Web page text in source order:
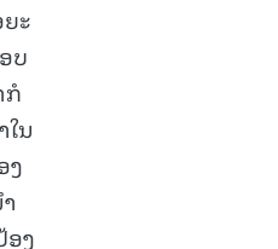
ະ
ບ
ກໍ
ນ
ງ
ອງ